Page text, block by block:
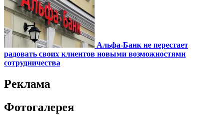
Альфа-Банк не перестает
радовать своих клиентов новыми возможностями
сотрудничества
Реклама
Фотогалерея